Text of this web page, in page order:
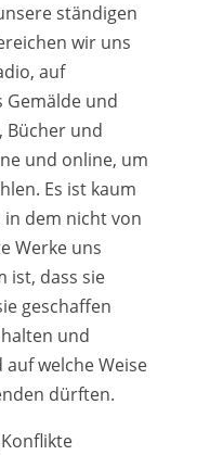
ständigen
wir uns
auf
und
Bücher und
und online, um
Es ist kaum
in dem nicht von
Werke uns
ist, dass sie
geschaffen
und
welche Weise
dürften.